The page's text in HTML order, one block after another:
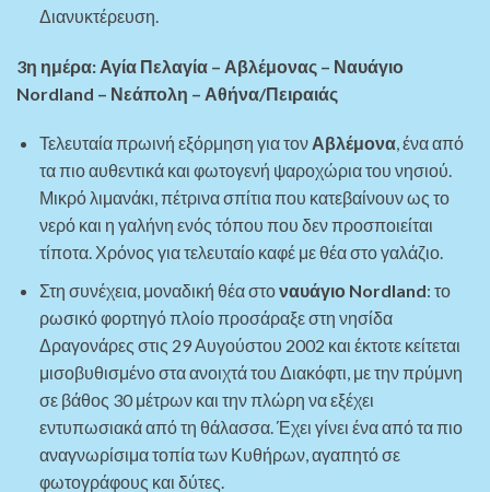
Διανυκτέρευση.
3η ημέρα: Αγία Πελαγία – Αβλέμονας – Ναυάγιο
Nordland – Νεάπολη – Αθήνα/Πειραιάς
Τελευταία πρωινή εξόρμηση για τον Αβλέμονα, ένα από
τα πιο αυθεντικά και φωτογενή ψαροχώρια του νησιού.
Μικρό λιμανάκι, πέτρινα σπίτια που κατεβαίνουν ως το
νερό και η γαλήνη ενός τόπου που δεν προσποιείται
τίποτα. Χρόνος για τελευταίο καφέ με θέα στο γαλάζιο.
Στη συνέχεια, μοναδική θέα στοναυάγιο Nordland: το
ρωσικό φορτηγό πλοίο προσάραξε στη νησίδα
Δραγονάρες στις 29 Αυγούστου 2002 και έκτοτε κείτεται
μισοβυθισμένο στα ανοιχτά του Διακόφτι, με την πρύμνη
σε βάθος 30 μέτρων και την πλώρη να εξέχει
εντυπωσιακά από τη θάλασσα. Έχει γίνει ένα από τα πιο
αναγνωρίσιμα τοπία των Κυθήρων, αγαπητό σε
φωτογράφους και δύτες.